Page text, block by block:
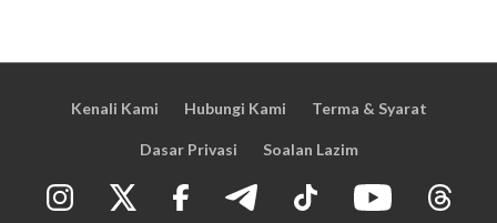
Kenali Kami Hubungi Kami Terma & Syarat
Dasar Privasi Soalan Lazim